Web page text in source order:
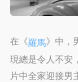
在《羅馬》中，
現總是令人不安
片中全家迎接男